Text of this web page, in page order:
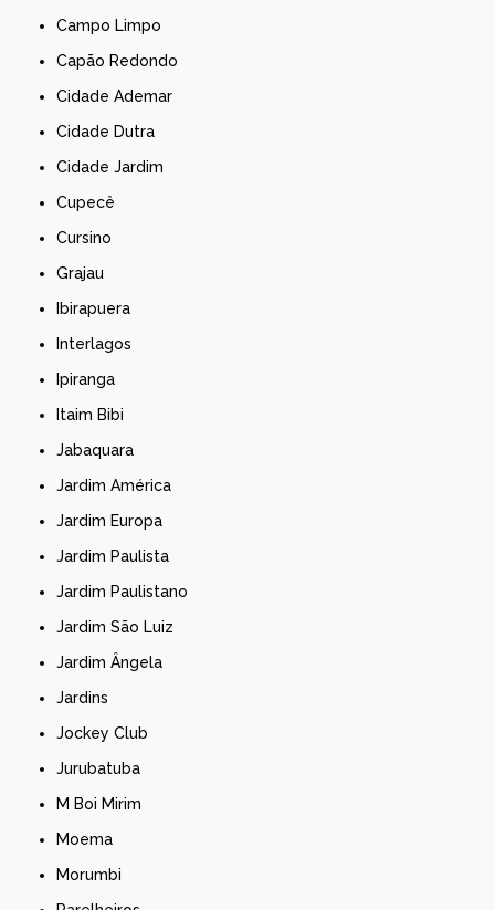
Campo Limpo
Capão Redondo
Cidade Ademar
Cidade Dutra
Cidade Jardim
Cupecê
Cursino
Grajau
Ibirapuera
Interlagos
Ipiranga
Itaim Bibi
Jabaquara
Jardim América
Jardim Europa
Jardim Paulista
Jardim Paulistano
Jardim São Luiz
Jardim Ângela
Jardins
Jockey Club
Jurubatuba
M Boi Mirim
Moema
Morumbi